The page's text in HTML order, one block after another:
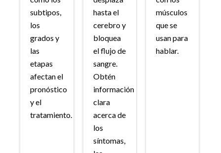
subtipos,
los
grados y
las
etapas
afectan el
pronóstico
y el
tratamiento.
hasta el
cerebro y
bloquea
el flujo de
sangre.
Obtén
información
clara
acerca de
los
síntomas,
músculos
que se
usan para
hablar.